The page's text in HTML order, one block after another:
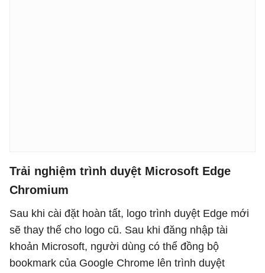
Trải nghiệm trình duyệt Microsoft Edge
Chromium
Sau khi cài đặt hoàn tất, logo trình duyệt Edge mới
sẽ thay thế cho logo cũ. Sau khi đăng nhập tài
khoản Microsoft, người dùng có thể đồng bộ
bookmark của Google Chrome lên trình duyệt